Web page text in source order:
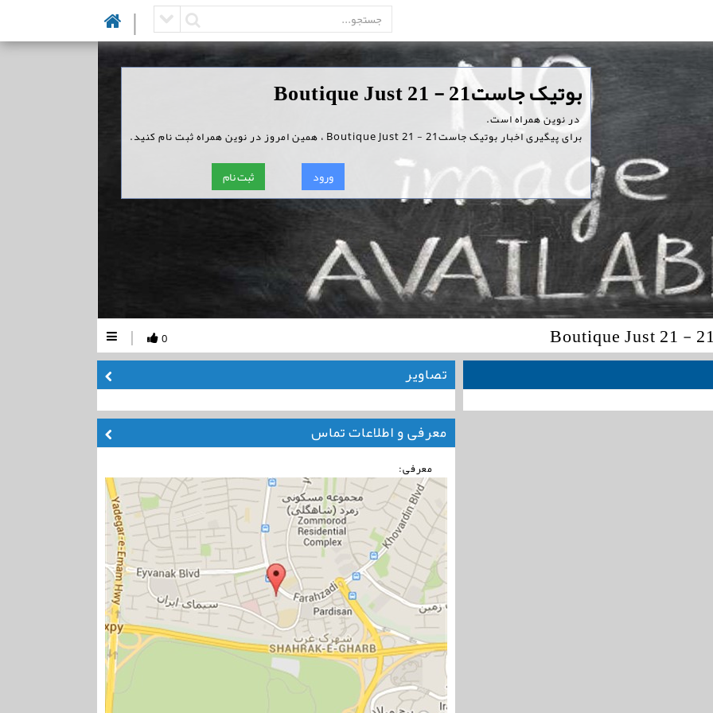
|
‏بوتیک جاست21 - Boutique Just 21
‏ در نوین همراه است.
برای پیگیری اخبار بوتیک جاست21 - Boutique Just 21 ، همین امروز در نوین همراه ثبت نام کنید.
ورود ثبت نام
0
|
تصاویر
معرفی و اطلاعات تماس
معرفی: